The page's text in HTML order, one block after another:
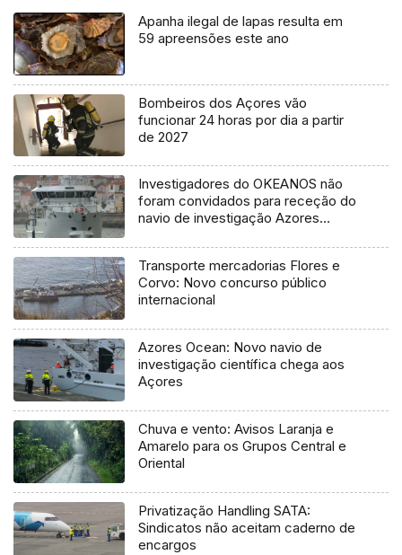
Apanha ilegal de lapas resulta em
59 apreensões este ano
Bombeiros dos Açores vão
funcionar 24 horas por dia a partir
de 2027
Investigadores do OKEANOS não
foram convidados para receção do
navio de investigação Azores
Transporte mercadorias Flores e
Corvo: Novo concurso público
internacional
Azores Ocean: Novo navio de
investigação científica chega aos
Açores
Chuva e vento: Avisos Laranja e
Amarelo para os Grupos Central e
Oriental
Privatização Handling SATA:
Sindicatos não aceitam caderno de
encargos